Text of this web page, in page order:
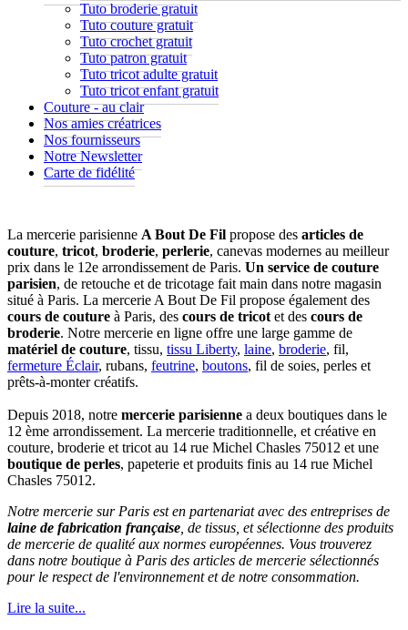
Tuto broderie gratuit
Tuto couture gratuit
Tuto crochet gratuit
Tuto patron gratuit
Tuto tricot adulte gratuit
Tuto tricot enfant gratuit
Couture - au clair
Nos amies créatrices
Nos fournisseurs
Notre Newsletter
Carte de fidélité
La mercerie parisienne A Bout De Fil propose des articles de
couture, tricot, broderie, perlerie, canevas modernes au meilleur
prix dans le 12e arrondissement de Paris. Un service de couture
parisien, de retouche et de tricotage fait main dans notre magasin
situé à Paris. La mercerie A Bout De Fil propose également des
cours de couture à Paris, des cours de tricot et des cours de
broderie. Notre mercerie en ligne offre une large gamme de
matériel de couture, tissu, tissu Liberty, laine, broderie, fil,
fermeture Éclair, rubans, feutrine, boutons, fil de soies, perles et
prêts-à-monter créatifs.
Depuis 2018, notre mercerie parisienne a deux boutiques dans le
12 ème arrondissement. La mercerie traditionnelle, et créative en
couture, broderie et tricot au 14 rue Michel Chasles 75012 et une
boutique de perles, papeterie et produits finis au 14 rue Michel
Chasles 75012.
Notre mercerie sur Paris est en partenariat avec des entreprises de
laine de fabrication française , de tissus, et sélectionne des produits
de mercerie de qualité aux normes européennes. Vous trouverez
dans notre boutique à Paris des articles de mercerie sélectionnés
pour le respect de l'environnement et de notre consommation.
Lire la suite...